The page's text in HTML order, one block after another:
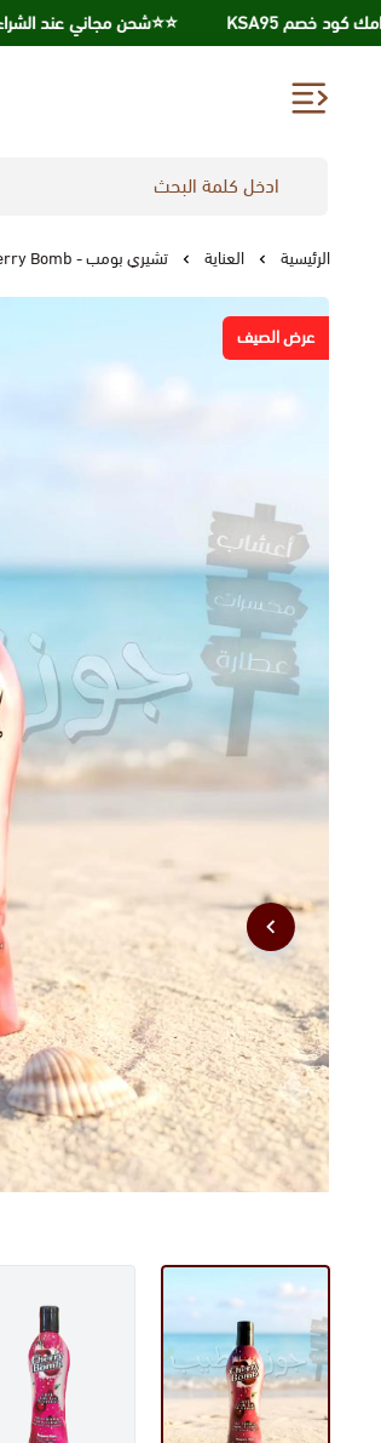
⭐️⭐️شحن مجاني عند الشراء بقيمة 250 ريال ⭐️⭐️
الرئيسية العناية تشيري بومب - Cherry Bomb | مسرع التسمير الداكن 235 مل
عرض الصيف